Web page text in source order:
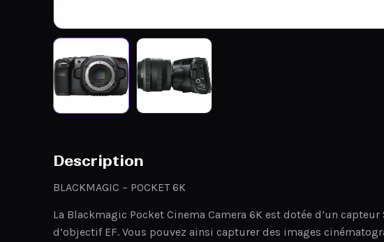
Description
BLACKMAGIC – POCKET 6K
La Blackmagic Pocket Cinema Camera 6K est dotée d’un
d’objectif EF. Vous pouvez ainsi capturer des images